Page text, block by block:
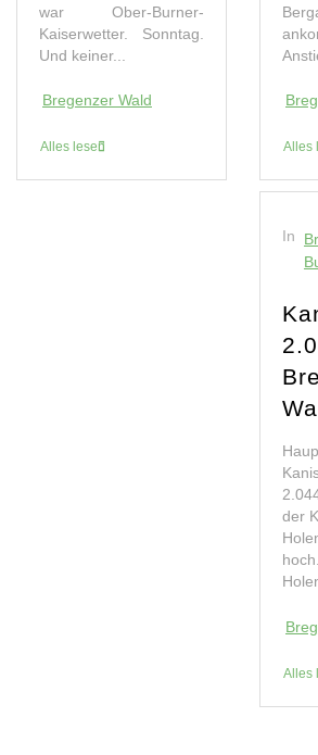
war Ober-Burner-
Kaiserwetter. Sonntag.
Und keiner...
Bregenzer Wald
Alles lesen Alles
In
der
Alles